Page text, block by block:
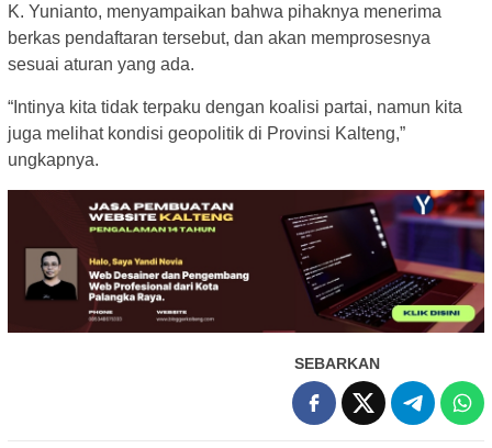
K. Yunianto, menyampaikan bahwa pihaknya menerima
berkas pendaftaran tersebut, dan akan memprosesnya
sesuai aturan yang ada.
“Intinya kita tidak terpaku dengan koalisi partai, namun kita
juga melihat kondisi geopolitik di Provinsi Kalteng,”
ungkapnya.
SEBARKAN